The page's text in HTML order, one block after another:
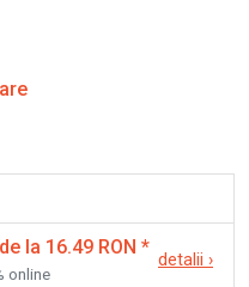
la 16.49 RON *
online
detalii ›